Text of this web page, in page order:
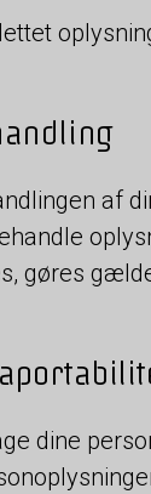
af
gøres
dine